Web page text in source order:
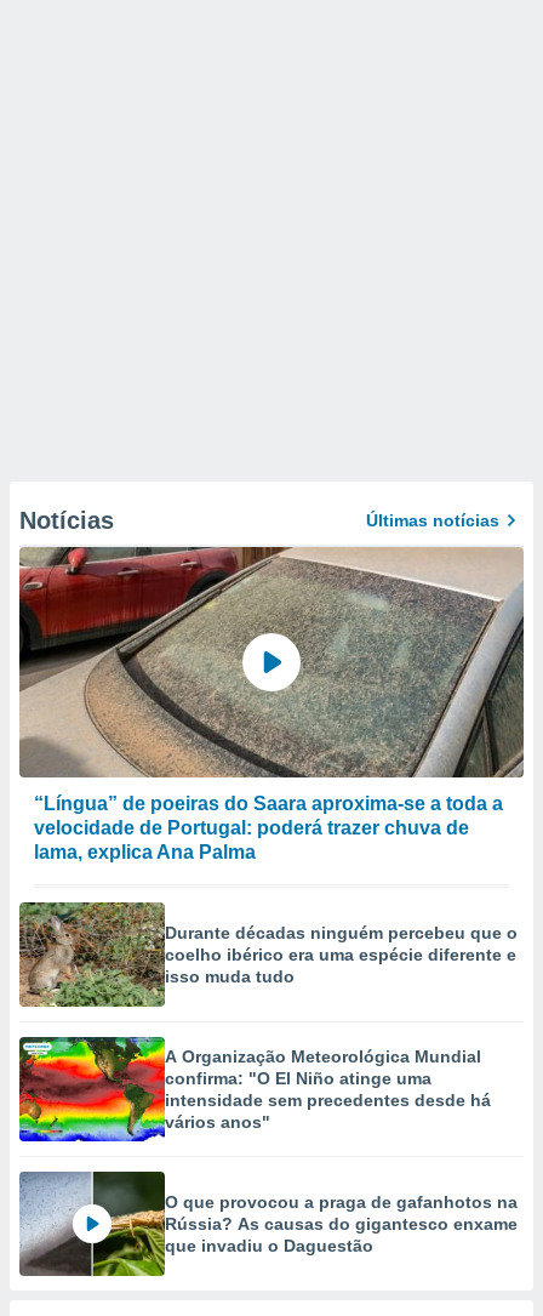
Notícias Últimas notícias
“Língua” de poeiras do Saara aproxima-se a toda a
velocidade de Portugal: poderá trazer chuva de
lama, explica Ana Palma
Durante décadas ninguém percebeu que o
coelho ibérico era uma espécie diferente e
isso muda tudo
A Organização Meteorológica Mundial
confirma: "O El Niño atinge uma
intensidade sem precedentes desde há
vários anos"
O que provocou a praga de gafanhotos na
Rússia? As causas do gigantesco enxame
que invadiu o Daguestão